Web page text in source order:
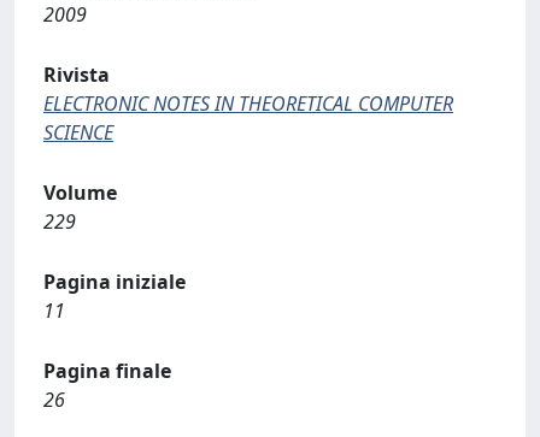
2009
Rivista
ELECTRONIC NOTES IN THEORETICAL COMPUTER
SCIENCE
Volume
229
Pagina iniziale
11
Pagina finale
26